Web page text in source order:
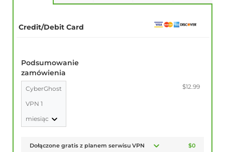
Credit/Debit Card
Podsumowanie
zamówienia
CyberGhost
VPN 1
miesiąc
$12.99
Dołączone gratis z planem serwisu VPN $0